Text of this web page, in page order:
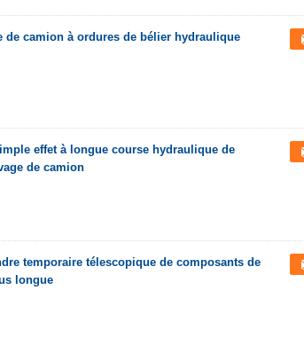
de camion à ordures de bélier hydraulique
effet à longue course hydraulique de
de camion
temporaire télescopique de composants de
longue